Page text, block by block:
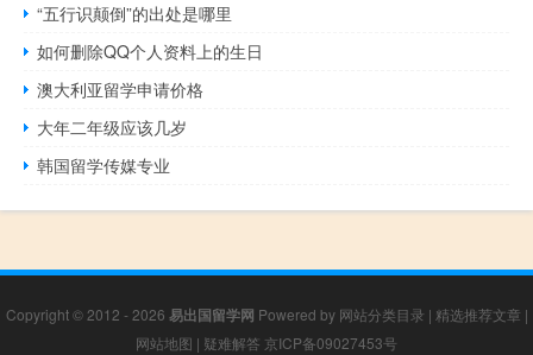
“五行识颠倒”的出处是哪里
如何删除QQ个人资料上的生日
澳大利亚留学申请价格
大年二年级应该几岁
韩国留学传媒专业
Copyright © 2012 - 2026 易出国留学网 Powered by 网站分类目录 | 精选推荐文章 |
网站地图 | 疑难解答 京ICP备09027453号